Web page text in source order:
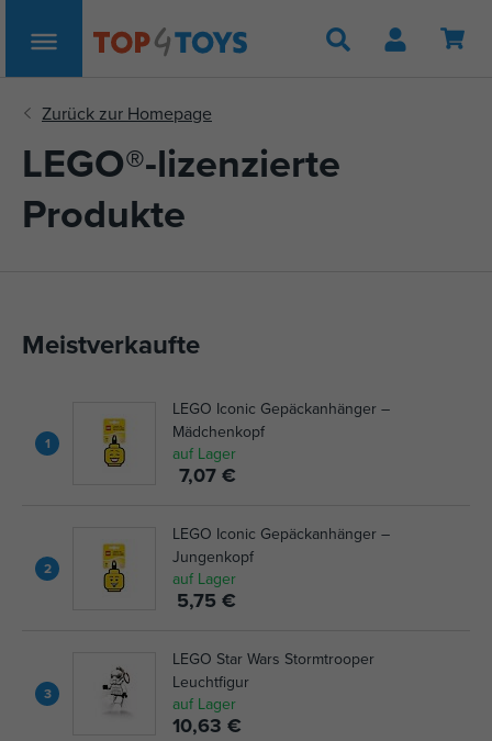
Suche
LEGO®-lizenzierte
Produkte
Meistverkaufte
1
LEGO Iconic Gepäckanhänger –
Mädchenkopf
auf Lager
7,07 €
2
LEGO Iconic Gepäckanhänger –
Jungenkopf
auf Lager
5,75 €
3
LEGO Star Wars Stormtrooper
Leuchtfigur
auf Lager
10,63 €